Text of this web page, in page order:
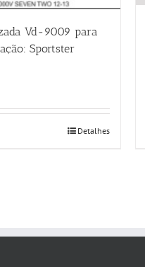
Vd-9009 para
Sportster
Detalhes